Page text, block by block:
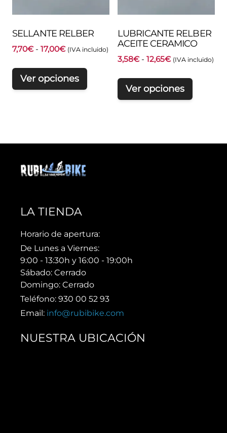
SELLANTE RELBER
7,70€ - 17,00€Rango
precios:
desde
(IVA incluido)
Ver opciones
LUBRICANTE RELBER
ACEITE CERAMICO
3,58€ - 12,65€Rango
precios:
desde
(IVA incluido)
Ver opciones
LA TIENDA
Horario de apertura:
De Lunes a Viernes:
9:00 - 13:30h y 16:00 - 19:00h
Sábado: Cerrado
Domingo: Cerrado
Teléfono: 930 00 52 93
Email: info@rubibike.com
NUESTRA UBICACIÓN